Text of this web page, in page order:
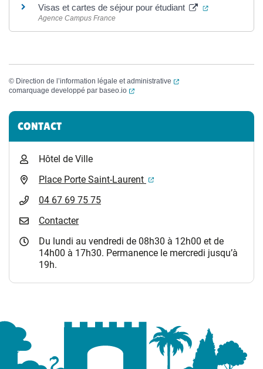
Visas et cartes de séjour pour étudiant (ouverture
Agence Campus France
© Direction de l’information légale et administrative
(ouverture dans un
comarquage developpé par baseo.io (ouverture dans un nouvel onglet)
Informations complémentaires
CONTACT
Hôtel de Ville
Place Porte Saint-Laurent
(ouverture dans un
04 67 69 75 75
Contacter
Du lundi au vendredi de 08h30 à 12h00 et de
14h00 à 17h30. Permanence le mercredi jusqu’à
19h.